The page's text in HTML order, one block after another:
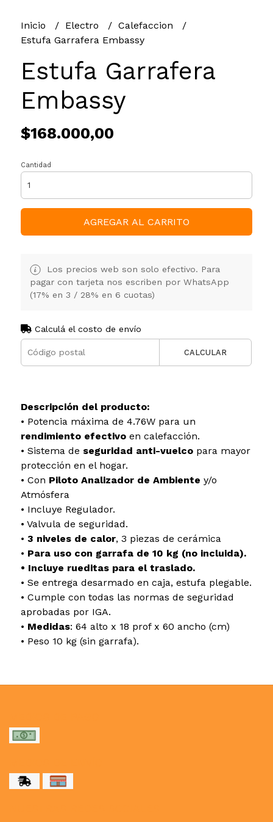
Inicio Electro
Calefaccion
Estufa Garrafera Embassy
Estufa Garrafera
Embassy
$168.000,00
Cantidad
AGREGAR AL CARRITO
Los precios web son solo efectivo. Para
pagar con tarjeta nos escriben por WhatsApp
(17% en 3 / 28% en 6 cuotas)
Calculá el costo de envío
CALCULAR
Descripción del producto:
• Potencia máxima de 4.76W para un
rendimiento efectivoen calefacción.
• Sistema de seguridad anti-vuelcopara mayor
protección en el hogar.
• Con Piloto Analizador de Ambiente y/o
Atmósfera
• Incluye Regulador.
• Valvula de seguridad.
• 3 niveles de calor, 3 piezas de cerámica
• Para uso con garrafa de 10 kg (no incluida).
• Incluye rueditas para el traslado.
• Se entrega desarmado en caja, estufa plegable.
• Cumple con todas las normas de seguridad
aprobadas por IGA.
• Medidas: 64 alto x 18 prof x 60 ancho (cm)
• Peso 10 kg (sin garrafa).